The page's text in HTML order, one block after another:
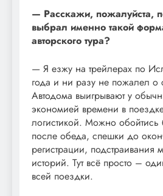
— Расскажи, пожалуйста,
выбрал именно такой
авторского тура?
— Я езжу на трейлерах по
года и ни разу не пожалел о
Автодома выигрывают у
экономией времени в
логистикой. Можно обойтись
после обеда, спешки до
регистрации, подстраивания
историй. Тут всё просто –
всей поездки.